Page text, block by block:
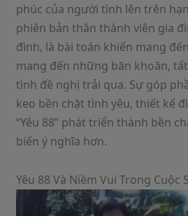
phúc của người tình lên trên
phiên bản thân thành viên gia
đình, là bài toán khiến mang
mang đến những băn khoăn,
tình đề nghị trải qua. Sự góp
keo bền chặt tình yêu, thiết kế
“Yêu 88” phát triển thành bền
biến ý nghĩa hơn.
Yêu 88 Và Niềm Vui Trong Cuộc